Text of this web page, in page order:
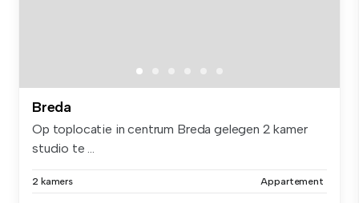
Breda
Op toplocatie in centrum Breda gelegen 2 kamer
studio te ...
2 kamers Appartement